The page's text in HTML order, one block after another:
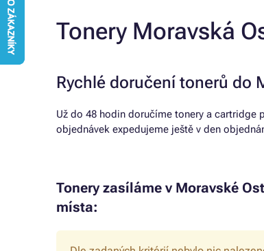
Tonery Moravská
Rychlé doručení tonerů do
Už do 48 hodin doručíme tonery a cartridge
objednávek expedujeme ještě v den
Tonery zasíláme v Moravské
místa: